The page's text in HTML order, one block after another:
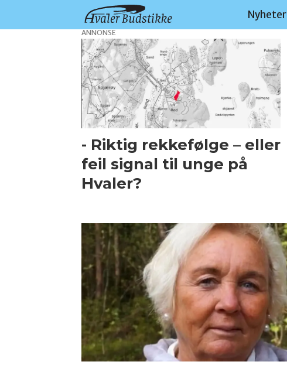
Nyheter
boligutbygging
ANNONSE
- Riktig rekkefølge – eller
feil signal til unge på
Hvaler?